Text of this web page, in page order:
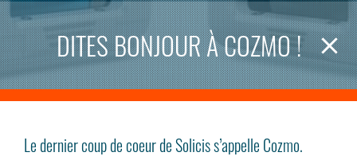
DITES BONJOUR À COZMO !
Le dernier coup de coeur de Solicis s’appelle Cozmo.